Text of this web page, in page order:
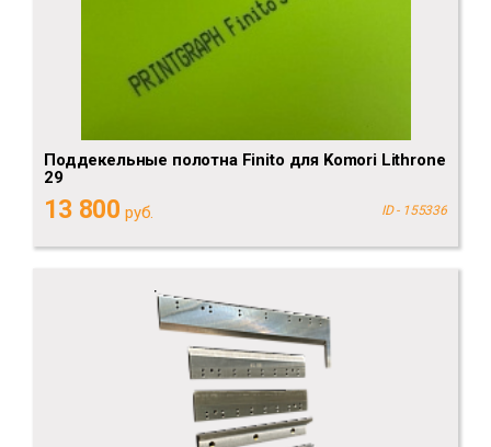
Поддекельные полотна Finito для Komori Lithrone
29
13 800 руб. ID - 155336